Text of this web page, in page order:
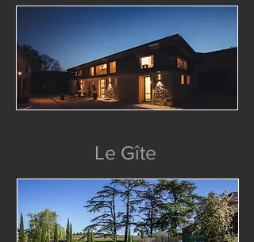
Le Gîte